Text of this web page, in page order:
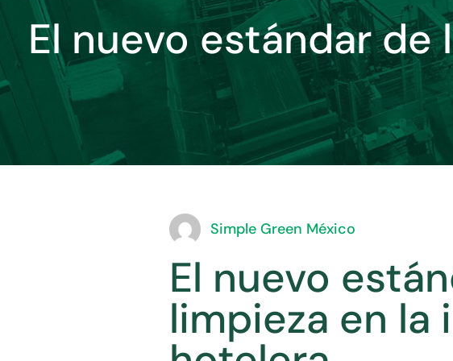
El nuevo estándar
Simple Green México
El nuevo
limpieza en la